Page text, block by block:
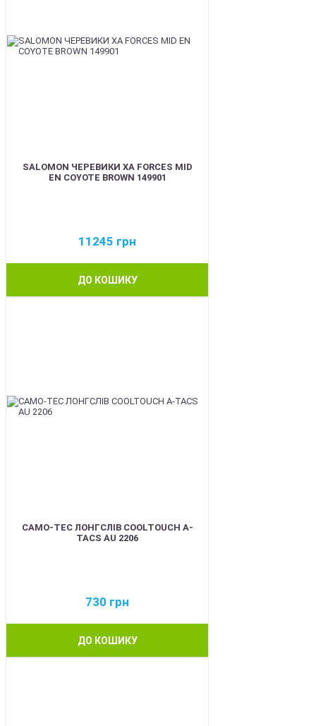
SALOMON ЧЕРЕВИКИ XA FORCES MID
EN COYOTE BROWN 149901
11245 грн
ДО КОШИКУ
CAMO-TEC ЛОНГСЛІВ COOLTOUCH A-
TACS AU 2206
730 грн
ДО КОШИКУ